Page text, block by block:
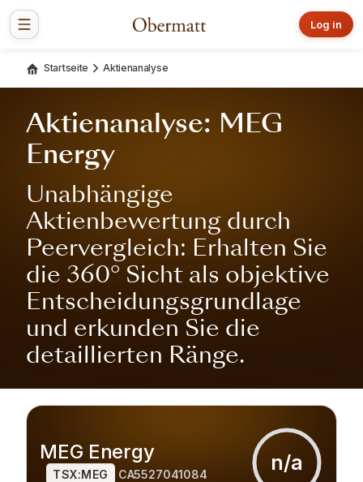
Log in
Startseite Aktienanalyse
Aktienanalyse: MEG
Energy
Unabhängige
Aktienbewertung durch
Peervergleich: Erhalten Sie
die 360° Sicht als objektive
Entscheidungsgrundlage
und erkunden Sie die
detaillierten Ränge.
MEG Energy
TSX:MEG CA5527041084 n/a